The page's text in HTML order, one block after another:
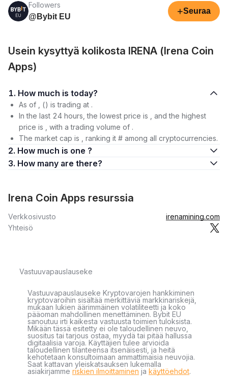
Followers
@Bybit EU
+Seuraa
Usein kysyttyä kolikosta IRENA (Irena Coin
Apps)
1. How much is today?
As of , () is trading at .
In the last 24 hours, the lowest price is , and the highest
price is , with a trading volume of .
The market cap is , ranking it # among all cryptocurrencies.
2. How much is one ?
3. How many are there?
Irena Coin Apps resurssia
Verkkosivusto
irenamining.com
Yhteisö
Vastuuvapauslauseke
Vastuuvapauslauseke Kryptovarojen hankkiminen
kryptovaroihin sisältää merkittäviä markkinariskejä,
mukaan lukien äärimmäinen volatiliteetti ja koko
pääoman mahdollinen menettäminen. Bybit EU
sanoutuu irti kaikesta vastuusta toimien tuloksista.
Mikään tässä esitetty ei ole taloudellinen neuvo,
suositus tai tarjous ostaa, myydä tai pitää hallussa
digitaalisia varoja. Käyttäjien tulee arvioida
taloudellinen tilanteensa itsenäisesti, ja heitä
kehotetaan konsultoimaan ammattimaisia neuvojia.
Saat kattavan yleiskatsauksen lukemalla
asiakirjamme riskien ilmoittaminen ja käyttöehdot.